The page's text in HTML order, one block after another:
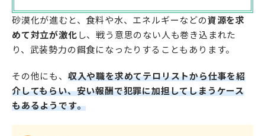
砂漠化が進むと、食料や水、エネルギーなどの資源を求
めて対立が激化 し、戦う意思のない人も巻き込まれた
り、武装勢力の餌食になったりすることもあります。
その他にも、 収入や職を求めてテロリストから仕事を紹
介してもらい、安い報酬で犯罪に加担してしまうケース
もあるようです。